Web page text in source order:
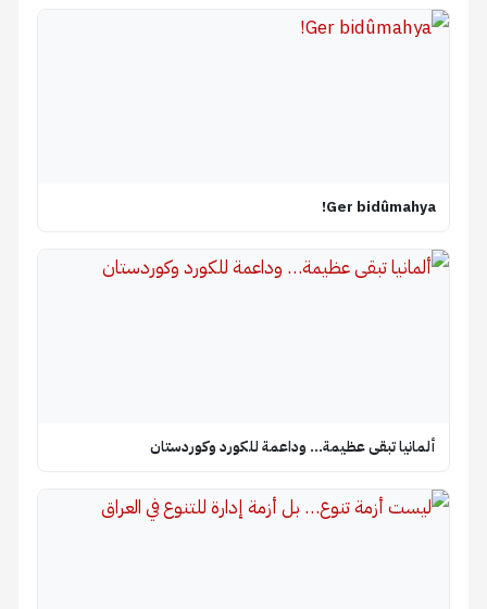
Ger bidûmahya!
ألمانيا تبقى عظيمة… وداعمة للكورد وكوردستان